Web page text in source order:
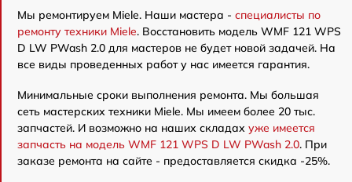
Мы ремонтируем Miele. Наши мастера - специалисты по
ремонту техники Miele. Восстановить модель WMF 121 WPS
D LW PWash 2.0 для мастеров не будет новой задачей. На
все виды проведенных работ у нас имеется гарантия.
Минимальные сроки выполнения ремонта. Мы большая
сеть мастерских техники Miele. Мы имеем более 20 тыс.
запчастей. И возможно на наших складах уже имеется
запчасть на модель WMF 121 WPS D LW PWash 2.0. При
заказе ремонта на сайте - предоставляется скидка -25%.